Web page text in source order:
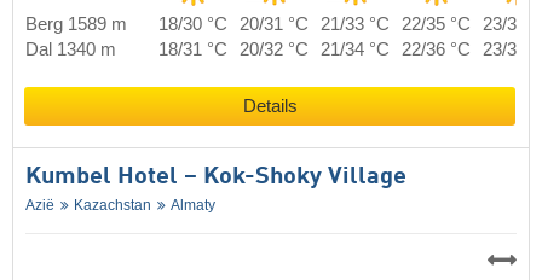
Berg 1589 m 18/30 °C 20/31 °C 21/33 °C 22/35 °C
23/36
Dal 1340 m
18/31 °C 20/32 °C 21/34 °C 22/36 °C 23/37
Details
Kumbel Hotel – Kok-Shoky Village
Azië Kazachstan Almaty